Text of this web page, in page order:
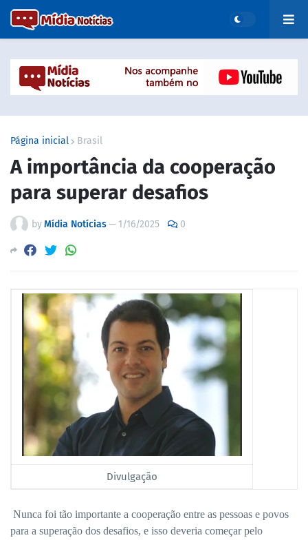
Página inicial Brasil
A importância da cooperação
para superar desafios
byMídia Notícias— 1/16/2025 0
Divulgação
Nunca foi tão importante a cooperação entre as pessoas e povos
para a superação dos desafios, e isso deveria começar pelo